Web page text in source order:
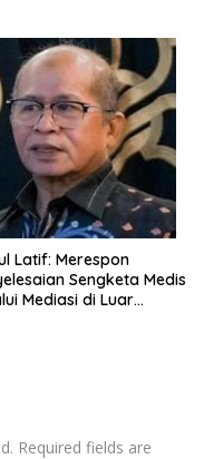
Merespon
Sengketa Medis
Mediasi di Luar
Required fields are